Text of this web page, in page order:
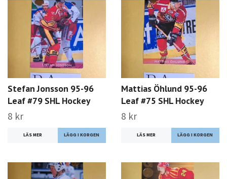
Stefan Jonsson 95-96
Leaf #79 SHL Hockey
8 kr
LÄS MER
Mattias Öhlund 95-96
Leaf #75 SHL Hockey
8 kr
LÄS MER